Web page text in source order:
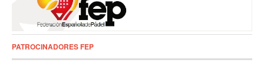
PATROCINADORES FEP